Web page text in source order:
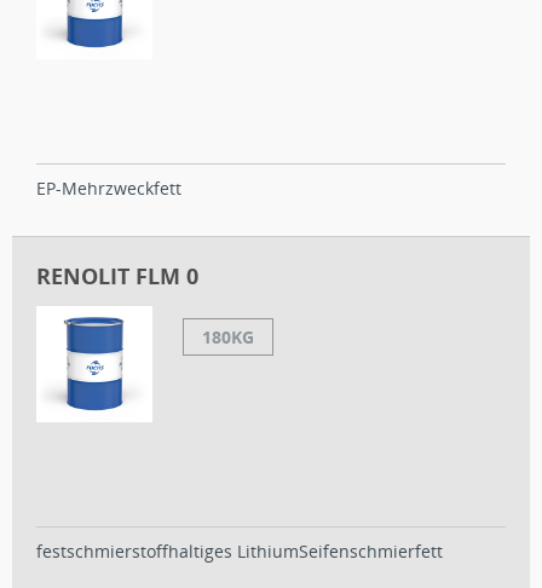
EP-Mehrzweckfett
RENOLIT FLM 0
180KG
festschmierstoffhaltiges LithiumSeifenschmierfett